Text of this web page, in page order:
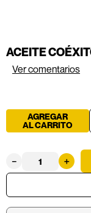
ACEITE
Ver comentarios
AGREGAR
AL CARRITO
＋
－